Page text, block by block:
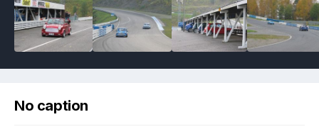
No caption